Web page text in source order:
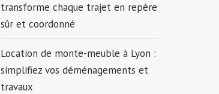
transforme chaque trajet en repère
sûr et coordonné
Location de monte-meuble à Lyon :
simplifiez vos déménagements et
travaux